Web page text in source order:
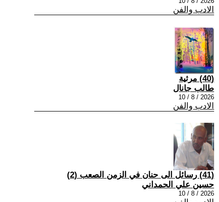
الادب والفن
(40) مرثية
طالب جانال
2026 / 8 / 10
الادب والفن
(41) رسائل الى حنان في الزمن الصعب (2)
حسين علي الحمداني
2026 / 8 / 10